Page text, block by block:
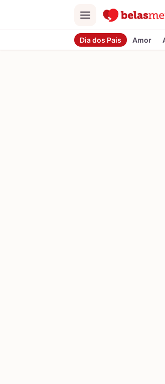
Menu
Dia dos Pais Amor